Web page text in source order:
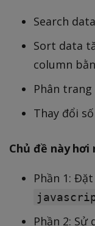
Search
Sort data
column
Phân trang
Thay đổi
Chủ đề này hơi
Phần 1:
Phần 2: Sử